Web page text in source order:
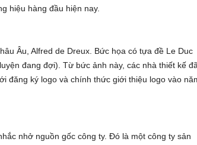
hiệu hàng đầu hiện nay.
Âu, Alfred de Dreux. Bức họa có tựa đề Le Duc
đang đợi). Từ bức ảnh này, các nhà thiết kế
đăng ký logo và chính thức giới thiệu logo vào
nhở nguồn gốc công ty. Đó là một công ty sản